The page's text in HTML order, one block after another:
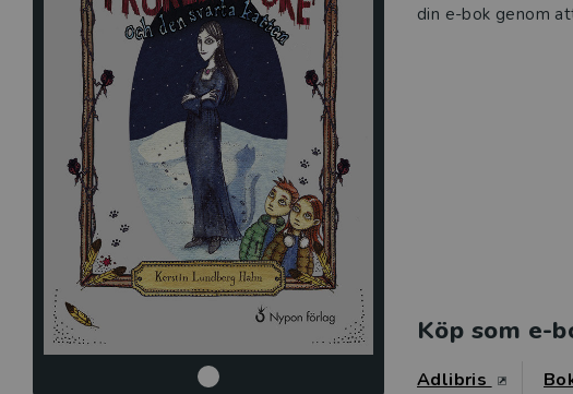
din e-bok genom
Köp som e-
Adlibris